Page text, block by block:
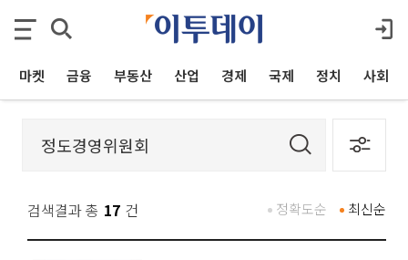
마켓 금융 부동산 산업 경제 국제 정치 사회
검색결과 총 17 건 최신순
정확도순